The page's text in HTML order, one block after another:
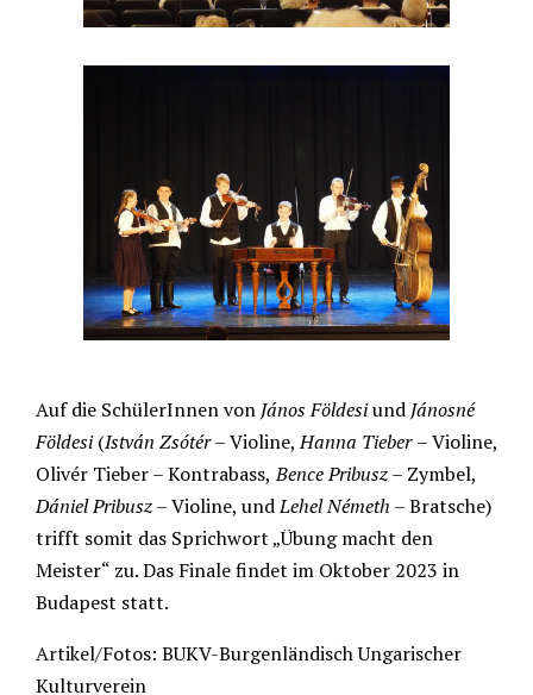
Auf die SchülerInnen von János Földesiund Jánosné
Földesi(István Zsótér– Violine,Hanna Tieber– Violine,
Olivér Tieber – Kontrabass, Bence Pribusz– Zymbel,
Dániel Pribusz– Violine, undLehel Németh – Bratsche)
trifft somit das Sprichwort „Übung macht den
Meister“ zu. Das Finale findet im Oktober 2023 in
Budapest statt.
Artikel/Fotos: BUKV-Burgenländisch Ungarischer
Kulturverein